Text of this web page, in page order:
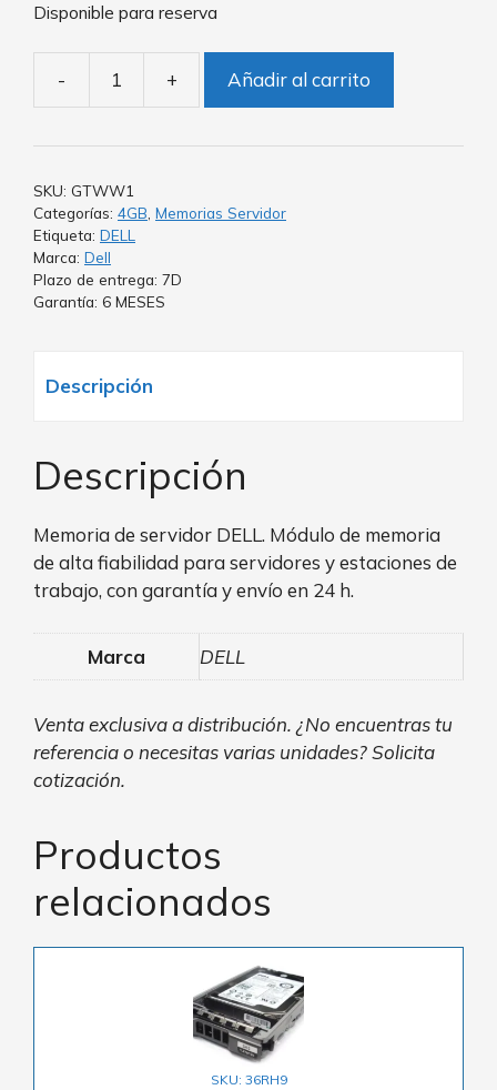
Disponible para reserva
- + Añadir al carrito
SKU: GTWW1
Categorías: 4GB Memorias Servidor
Etiqueta: DELL
Marca: Dell
Plazo de entrega: 7D
Garantía: 6 MESES
Descripción
Descripción
Memoria de servidor DELL. Módulo de memoria
de alta fiabilidad para servidores y estaciones de
trabajo, con garantía y envío en 24 h.
Marca DELL
Venta exclusiva a distribución. ¿No encuentras tu
referencia o necesitas varias unidades? Solicita
cotización.
Productos
relacionados
SKU: 36RH9